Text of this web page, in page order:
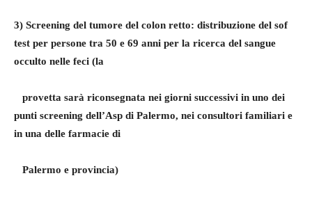
3) Screening del tumore del colon retto: distribuzione del sof
test per persone tra 50 e 69 anni per la ricerca del sangue
occulto nelle feci (la
provetta sarà riconsegnata nei giorni successivi in uno dei
punti screening dell’Asp di Palermo, nei consultori familiari e
in una delle farmacie di
Palermo e provincia)